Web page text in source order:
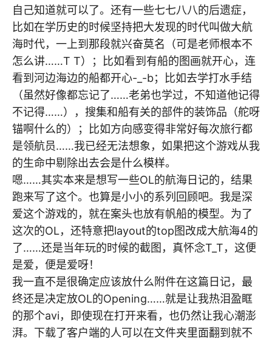
自己知道就可以了。还有一些七七八八的后遗症，
比如在学历史的时候坚持把大发现的时代叫做大航
海时代，一上到那段就兴奋莫名（可是老师根本不
怎么讲……T T）；比如看到有船的图画就开心，连
看到河边海边的船都开心-_-b；比如去学打水手结
（虽然好像都忘记了……老弟也学过，不知道他记得
不记得……），搜集和船有关的部件的装饰品（舵呀
锚啊什么的）；比如方向感变得非常好每次旅行都
是领航员……我已经无法想象，如果把这个游戏从我
的生命中剔除出去会是什么模样。
嗯……其实本来是想写一些OL的航海日记的，结果
跑来写了这个。也算是小小的系列回顾吧。我是深
爱这个游戏的，就在案头也放有帆船的模型。为了
这次的OL，还特意把layout的top图改成大航海4的
了……还是当年玩的时候的截图，真怀念T_T，这便
是爱，便是爱呀！
我一直不是很确定应该放什么附件在这篇日记，最
终还是决定放OL的Opening……就是让我热泪盈眶
的那个avi，即使现在打开来看，也仍然让我心潮澎
湃。下载了客户端的人可以在文件夹里面翻到就不